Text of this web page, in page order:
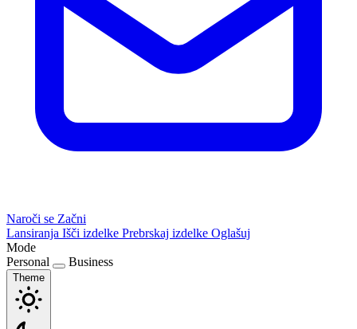
Naroči se Začni
Lansiranja Išči izdelke Prebrskaj izdelke Oglašuj
Mode
Personal
Business
Theme